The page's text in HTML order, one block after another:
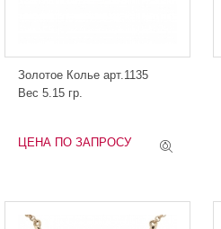
Золотое Колье арт.1135
Вес 5.15 гр.
ЦЕНА ПО ЗАПРОСУ